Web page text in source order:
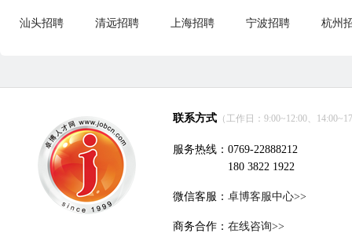
汕头招聘 清远招聘 上海招聘 宁波招聘 杭州
联系方式 （工作日：9:00~12:00、
服务热线：0769-22888212
180 3822 1922
微信客服： 卓博客服中心>>
商务合作： 在线咨询>>